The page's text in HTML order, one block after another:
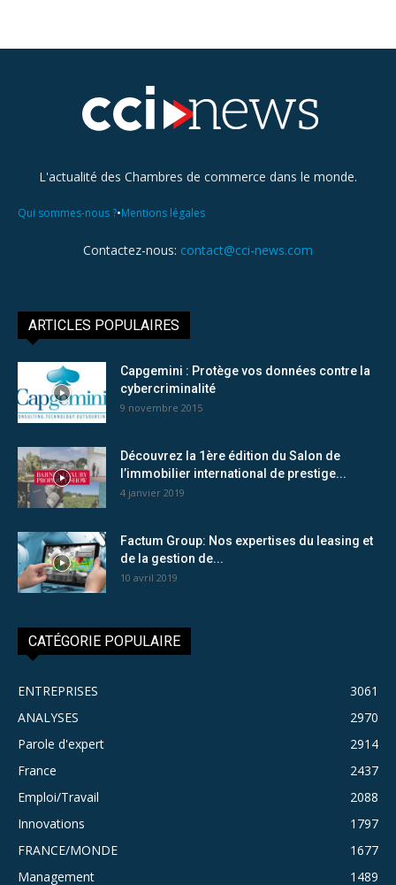
L'actualité des Chambres de commerce dans le monde.
Qui sommes-nous ?•Mentions légales
Contactez-nous: contact@cci-news.com
ARTICLES POPULAIRES
Capgemini : Protège vos données contre la
cybercriminalité
9 novembre 2015
Découvrez la 1ère édition du Salon de
l’immobilier international de prestige...
4 janvier 2019
Factum Group: Nos expertises du leasing et
de la gestion de...
10 avril 2019
CATÉGORIE POPULAIRE
ENTREPRISES
3061
ANALYSES
2970
Parole d'expert
2914
France
2437
Emploi/Travail
2088
Innovations
1797
FRANCE/MONDE
1677
Management
1489